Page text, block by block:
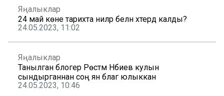
Яңалыклар
24 май көне тарихта ниләр белән хәтердә калды?
24.05.2023, 11:02
Яңалыклар
Танылган блогер Рөстәм Нәбиев кулын
сындырганнан соң янә бәлагә юлыккан
24.05.2023, 10:46